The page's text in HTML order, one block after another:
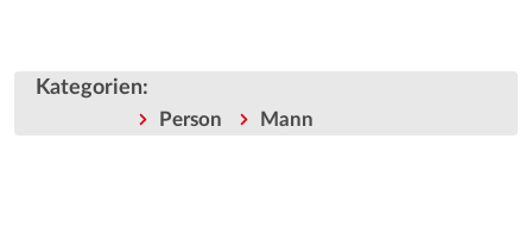
Kategorien:
Person Mann